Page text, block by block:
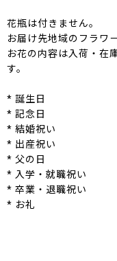
花瓶は付きません。
お届け先地域のフラワ
お花の内容は入荷・在
す。
* 誕生日
* 記念日
* 結婚祝い
* 出産祝い
* 父の日
* 入学・就職祝い
* 卒業・退職祝い
* お礼